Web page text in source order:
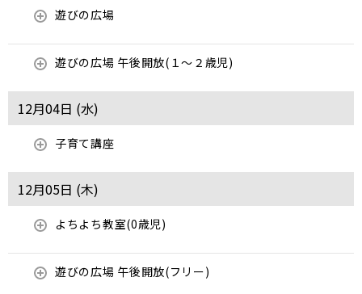
遊びの広場
遊びの広場 午後開放(１～２歳児)
12月04日 (水)
子育て講座
12月05日 (木)
よちよち教室(0歳児)
遊びの広場 午後開放(フリー)